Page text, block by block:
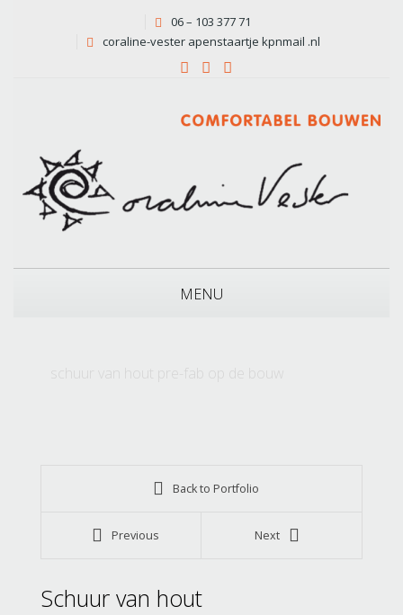
06 – 103 377 71
coraline-vester apenstaartje kpnmail .nl
MENU
schuur van hout pre-fab op de bouw
Back to Portfolio
Previous Next
Schuur van hout